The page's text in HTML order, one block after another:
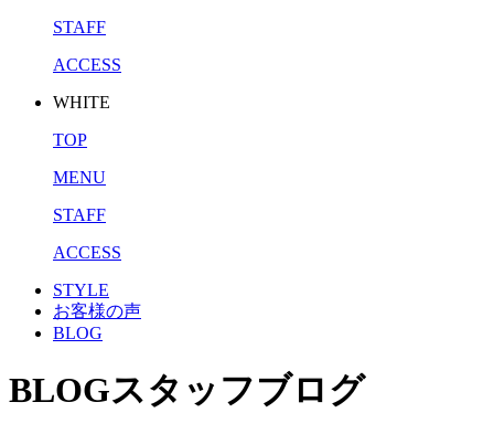
STAFF
ACCESS
WHITE
TOP
MENU
STAFF
ACCESS
STYLE
お客様の声
BLOG
BLOGスタッフブログ